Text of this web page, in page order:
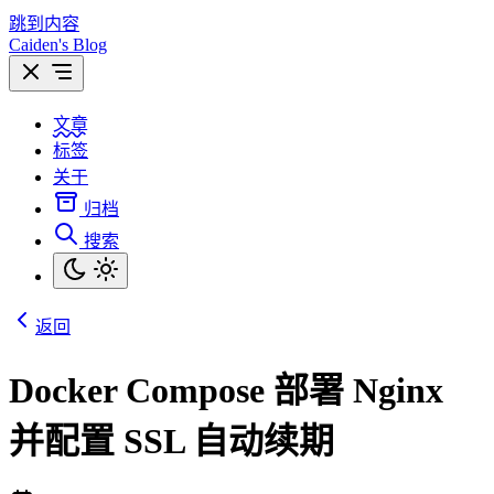
跳到内容
Caiden's Blog
文章
标签
关于
归档
搜索
返回
Docker Compose 部署 Nginx
并配置 SSL 自动续期